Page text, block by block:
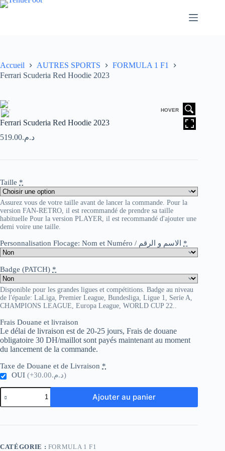
Passer
Accueil AUTRES SPORTS
FORMULA 1 F1
Ferrari Scuderia Red Hoodie 2023
HOVER
Ferrari Scuderia Red Hoodie 2023
د.م.519.00
Taille *
Assurez vous de votre taille avant de lancer la commande. Pour la
version FAN-RETRO, il est recommandé de prendre sa taille
habituelle Pour la version PLAYER, il est recommandé d'ajouter une
demi voire une taille.
Personnalisation Flocage: Nom et Numéro / الاسم و الرقم *
Badge (PATCH) *
Disponible pour les grandes ligues et compétitions. Badge au niveau
de l'épaule: LaLiga, Premier League, Bundesliga, Ligue 1, Serie A,
CHAMPIONS LEAGUE, Europa League, WORLD CUP 22..
Frais Douane et livraison
Le délai de livraison est de 20-25 jours, Frais de douane
obligatoire 30 DH/maillot sont payés maintenant au moment
du lancement de la commande.
Taxe de Douane et de Livraison *
OUI
(+د.م.30.00)
quantité
de
Ferrari
Red
Ajouter au panier
CATÉGORIE : FORMULA 1 F1